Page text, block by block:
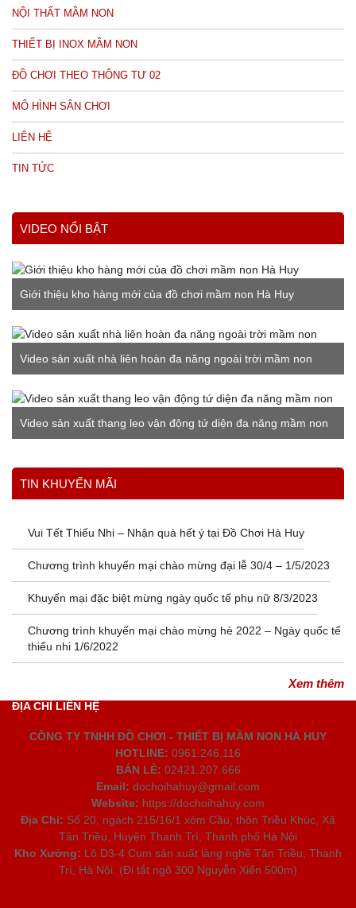
NỘI THẤT MẦM NON
THIẾT BỊ INOX MẦM NON
ĐỒ CHƠI THEO THÔNG TƯ 02
MÔ HÌNH SÂN CHƠI
LIÊN HỆ
TIN TỨC
VIDEO NỔI BẬT
Giới thiệu kho hàng mới của đồ chơi mầm non Hà Huy
Video sản xuất nhà liên hoàn đa năng ngoài trời mầm non
Video sản xuất thang leo vận động tứ diện đa năng mầm non
Xem thêm
TIN KHUYẾN MÃI
Vui Tết Thiếu Nhi – Nhận quà hết ý tại Đồ Chơi Hà Huy
Chương trình khuyến mại chào mừng đại lễ 30/4 – 1/5/2023
Khuyến mại đặc biệt mừng ngày quốc tế phụ nữ 8/3/2023
Chương trình khuyến mại chào mừng hè 2022 – Ngày quốc tế
thiếu nhi 1/6/2022
Xem thêm
ĐỊA CHỈ LIÊN HỆ
CÔNG TY TNHH ĐỒ CHƠI - THIẾT BỊ MẦM NON HÀ HUY
HOTLINE: 0961.246.116
BÁN LẺ: 02421.207.666
Email: dochoihahuy@gmail.com
Website: https://dochoihahuy.com
Địa Chỉ: Số 20, ngách 215/16/1 xóm Cầu, thôn Triều Khúc, Xã
Tân Triều, Huyện Thanh Trì, Thành phố Hà Nội
Kho Xưởng: Lô D3-4 Cụm sản xuất làng nghề Tân Triều, Thanh
Trì, Hà Nội. (Đi tắt ngõ 300 Nguyễn Xiển 500m)